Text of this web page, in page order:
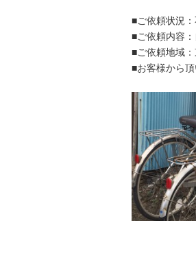
■ご依頼状況
■ご依頼内容
■ご依頼地域
■お客様から